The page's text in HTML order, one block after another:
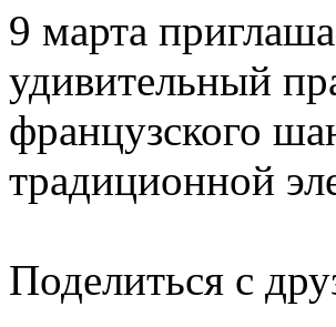
9 марта
удивительный
французского
традиционной
Поделиться с